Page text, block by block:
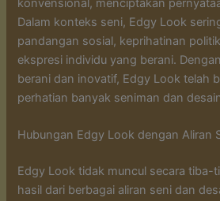
konvensional, menciptakan
Dalam konteks seni, Edgy Look
pandangan sosial, keprihatinan
ekspresi individu yang berani.
berani dan inovatif, Edgy Look telah
perhatian banyak seniman dan
Hubungan Edgy Look dengan Aliran
Edgy Look tidak muncul secara tiba-
hasil dari berbagai aliran seni dan